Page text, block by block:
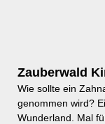
Zauberwald
Wie sollte ein
genommen wird?
Wunderland. Mal